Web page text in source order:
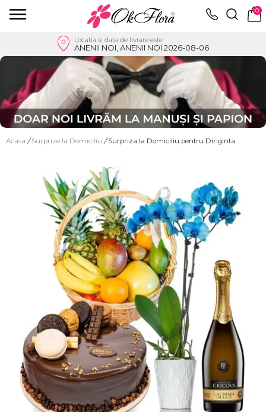
0
Locatia si data de livrare este
ANENII NOI, ANENII NOI 2026-08-06
Acasa / Surprize la Domiciliu / Surpriza la Domiciliu pentru Diriginta